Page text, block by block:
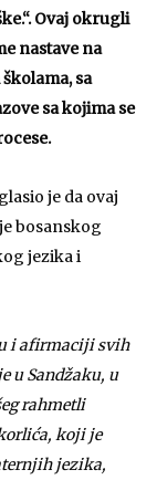
Ovaj okrugli
nastave na
sa
sa kojima se
je da ovaj
bosanskog
jezika i
i afirmaciji svih
u Sandžaku, u
rahmetli
koji je
jezika,